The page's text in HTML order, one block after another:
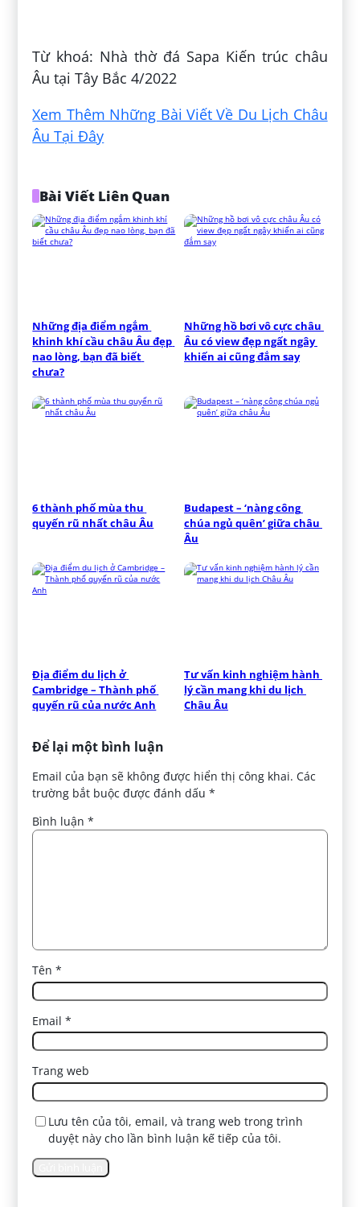
Từ khoá: Nhà thờ đá Sapa Kiến trúc châu
Âu tại Tây Bắc 4/2022
Xem Thêm Những Bài Viết Về Du Lịch Châu
Âu Tại Đây
Bài Viết Liên Quan
Những địa điểm ngắm
khinh khí cầu châu Âu đẹp
nao lòng, bạn đã biết
chưa?
Những hồ bơi vô cực châu
Âu có view đẹp ngất ngây
khiến ai cũng đắm say
6 thành phố mùa thu
quyến rũ nhất châu Âu
Budapest – ‘nàng công
chúa ngủ quên’ giữa châu
Âu
Địa điểm du lịch ở
Cambridge – Thành phố
quyến rũ của nước Anh
Tư vấn kinh nghiệm hành
lý cần mang khi du lịch
Châu Âu
Để lại một bình luận
Email của bạn sẽ không được hiển thị công khai. Các
trường bắt buộc được đánh dấu*
Bình luận*
Tên*
Email*
Trang web
Lưu tên của tôi, email, và trang web trong trình
duyệt này cho lần bình luận kế tiếp của tôi.